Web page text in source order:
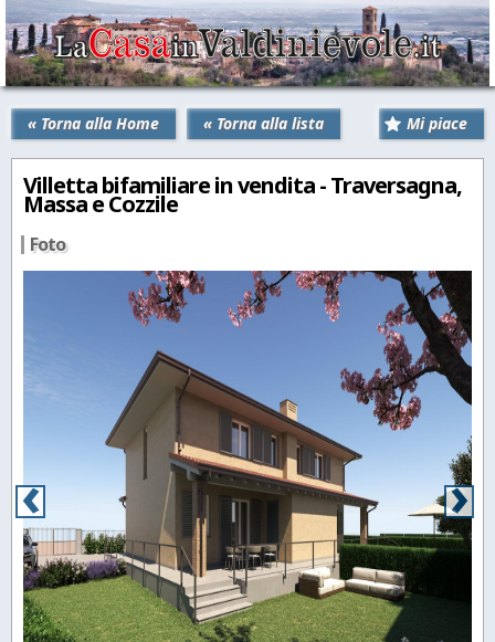
« Torna alla Home « Torna alla lista Mi piace
Villetta bifamiliare in vendita - Traversagna,
Massa e Cozzile
Foto
‹ ›